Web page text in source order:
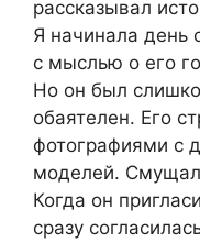
рассказывал
Я начинала день
с мыслью о его
Но он был
обаятелен. Его
фотографиями с
моделей.
Когда он
сразу